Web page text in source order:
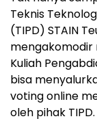
Teknis
(TIPD) STAIN
mengakomodir
Kuliah
bisa
voting online
oleh pihak TIPD.